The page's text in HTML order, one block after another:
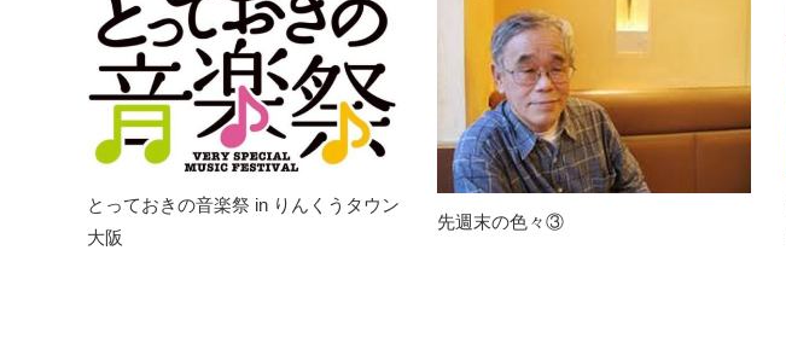
とっておきの音楽祭 in りんくうタウン
大阪
先週末の色々③